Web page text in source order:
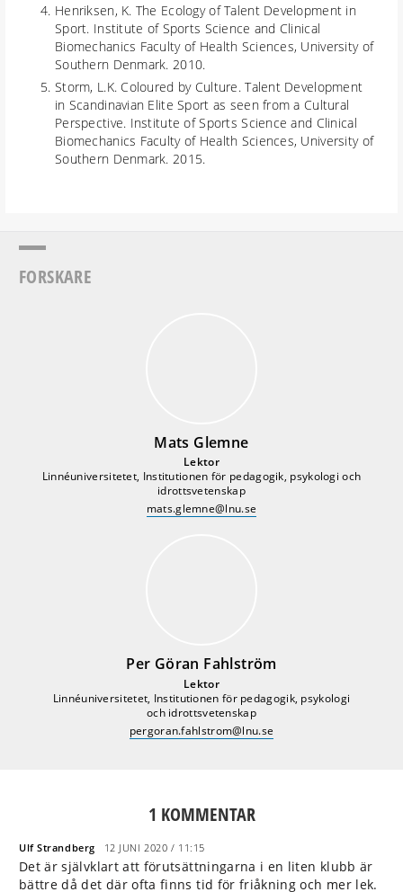
Henriksen, K. The Ecology of Talent Development in
Sport. Institute of Sports Science and Clinical
Biomechanics Faculty of Health Sciences, University of
Southern Denmark. 2010.
Storm, L.K. Coloured by Culture. Talent Development
in Scandinavian Elite Sport as seen from a Cultural
Perspective. Institute of Sports Science and Clinical
Biomechanics Faculty of Health Sciences, University of
Southern Denmark. 2015.
FORSKARE
Mats Glemne
Lektor
Linnéuniversitetet, Institutionen för pedagogik, psykologi och
idrottsvetenskap
mats.glemne@lnu.se
Per Göran Fahlström
Lektor
Linnéuniversitetet, Institutionen för pedagogik, psykologi
och idrottsvetenskap
pergoran.fahlstrom@lnu.se
1 KOMMENTAR
Ulf Strandberg 12 JUNI 2020 / 11:15
Det är självklart att förutsättningarna i en liten klubb är
bättre då det där ofta finns tid för friåkning och mer lek.